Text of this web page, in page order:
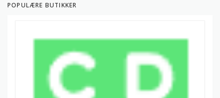
POPULÆRE BUTIKKER